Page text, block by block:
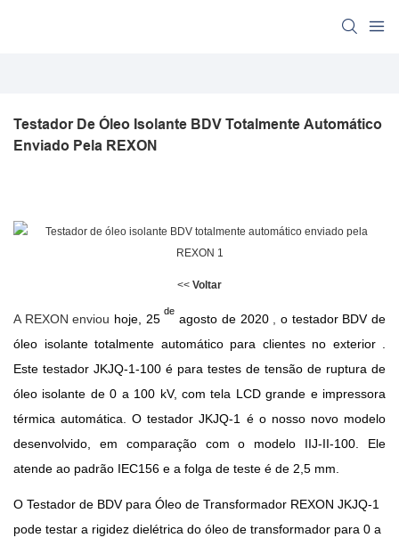
Testador De Óleo Isolante BDV Totalmente Automático
Enviado Pela REXON
<< Voltar
A REXON enviou hoje, 25
de
agosto de 2020, o testador BDV de
óleo isolante totalmente automático para clientes no exterior .
Este testador JKJQ-1-100 é para testes de tensão de ruptura de
óleo isolante de 0 a 100 kV, com tela LCD grande e impressora
térmica automática. O testador JKJQ-1 é o nosso novo modelo
desenvolvido, em comparação com o modelo IIJ-II-100. Ele
atende ao padrão IEC156 e a folga de teste é de 2,5 mm.
O Testador de BDV para Óleo de Transformador REXON JKJQ-1
pode testar a rigidez dielétrica do óleo de transformador para 0 a